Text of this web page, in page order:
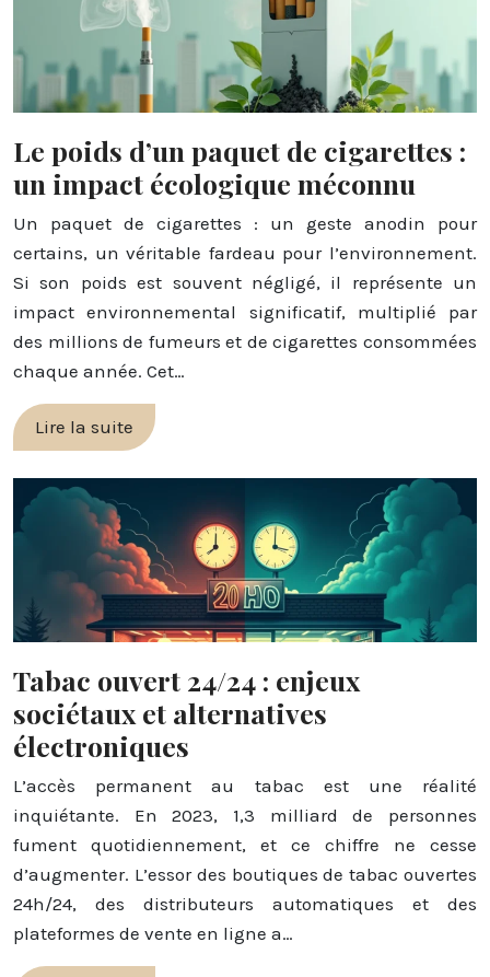
Le poids d’un paquet de cigarettes :
un impact écologique méconnu
Un paquet de cigarettes : un geste anodin pour
certains, un véritable fardeau pour l’environnement.
Si son poids est souvent négligé, il représente un
impact environnemental significatif, multiplié par
des millions de fumeurs et de cigarettes consommées
chaque année. Cet…
Lire la suite
Tabac ouvert 24/24 : enjeux
sociétaux et alternatives
électroniques
L’accès permanent au tabac est une réalité
inquiétante. En 2023, 1,3 milliard de personnes
fument quotidiennement, et ce chiffre ne cesse
d’augmenter. L’essor des boutiques de tabac ouvertes
24h/24, des distributeurs automatiques et des
plateformes de vente en ligne a…